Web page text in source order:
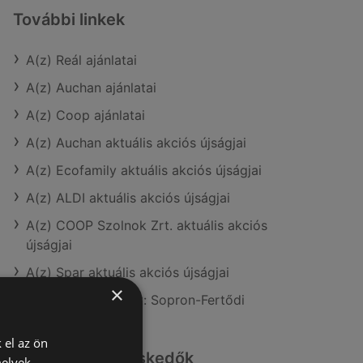
További linkek
A(z) Reál ajánlatai
A(z) Auchan ajánlatai
A(z) Coop ajánlatai
A(z) Auchan aktuális akciós újságjai
A(z) Ecofamily aktuális akciós újságjai
A(z) ALDI aktuális akciós újságjai
A(z) COOP Szolnok Zrt. aktuális akciós
újságjai
A(z) Spar aktuális akciós újságjai
A(z) Reál üzletei itt: Sopron-Fertődi
Hasonló kiskereskedők
×
el az ön